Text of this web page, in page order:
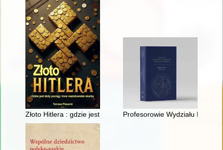
Złoto Hitlera : gdzie jest złoty pociąg i inne nazistowskie skarby
Profesorowie Wydziału Prawa